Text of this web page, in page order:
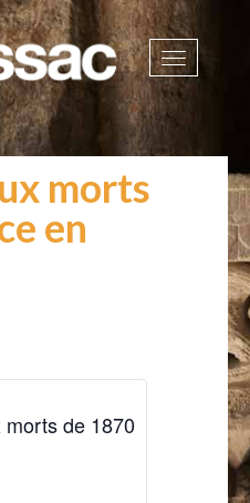
Afficher
la
morts
en
de 1870